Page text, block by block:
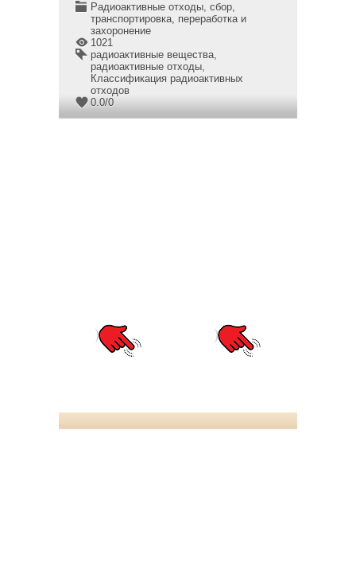
Радиоактивные отходы, сбор,
транспортировка, переработка и
захоронение
1021
радиоактивные вещества,
радиоактивные отходы,
Классификация радиоактивных
отходов
0.0/0